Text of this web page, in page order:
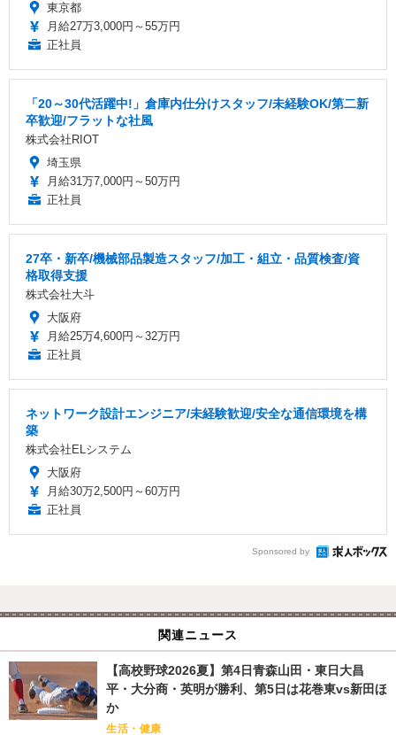
東京都
月給27万3,000円～55万円
正社員
「20～30代活躍中!」倉庫内仕分けスタッフ/未経験OK/第二新
卒歓迎/フラットな社風
株式会社RIOT
埼玉県
月給31万7,000円～50万円
正社員
27卒・新卒/機械部品製造スタッフ/加工・組立・品質検査/資
格取得支援
株式会社大斗
大阪府
月給25万4,600円～32万円
正社員
ネットワーク設計エンジニア/未経験歓迎/安全な通信環境を構
築
株式会社ELシステム
大阪府
月給30万2,500円～60万円
正社員
Sponsored by
関連ニュース
【高校野球2026夏】第4日青森山田・東日大昌
平・大分商・英明が勝利、第5日は花巻東vs新田ほ
か
生活・健康